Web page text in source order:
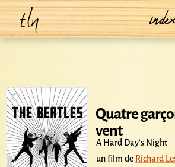
tln
Quatre
vent
A Hard Day's Night
un film de Richard